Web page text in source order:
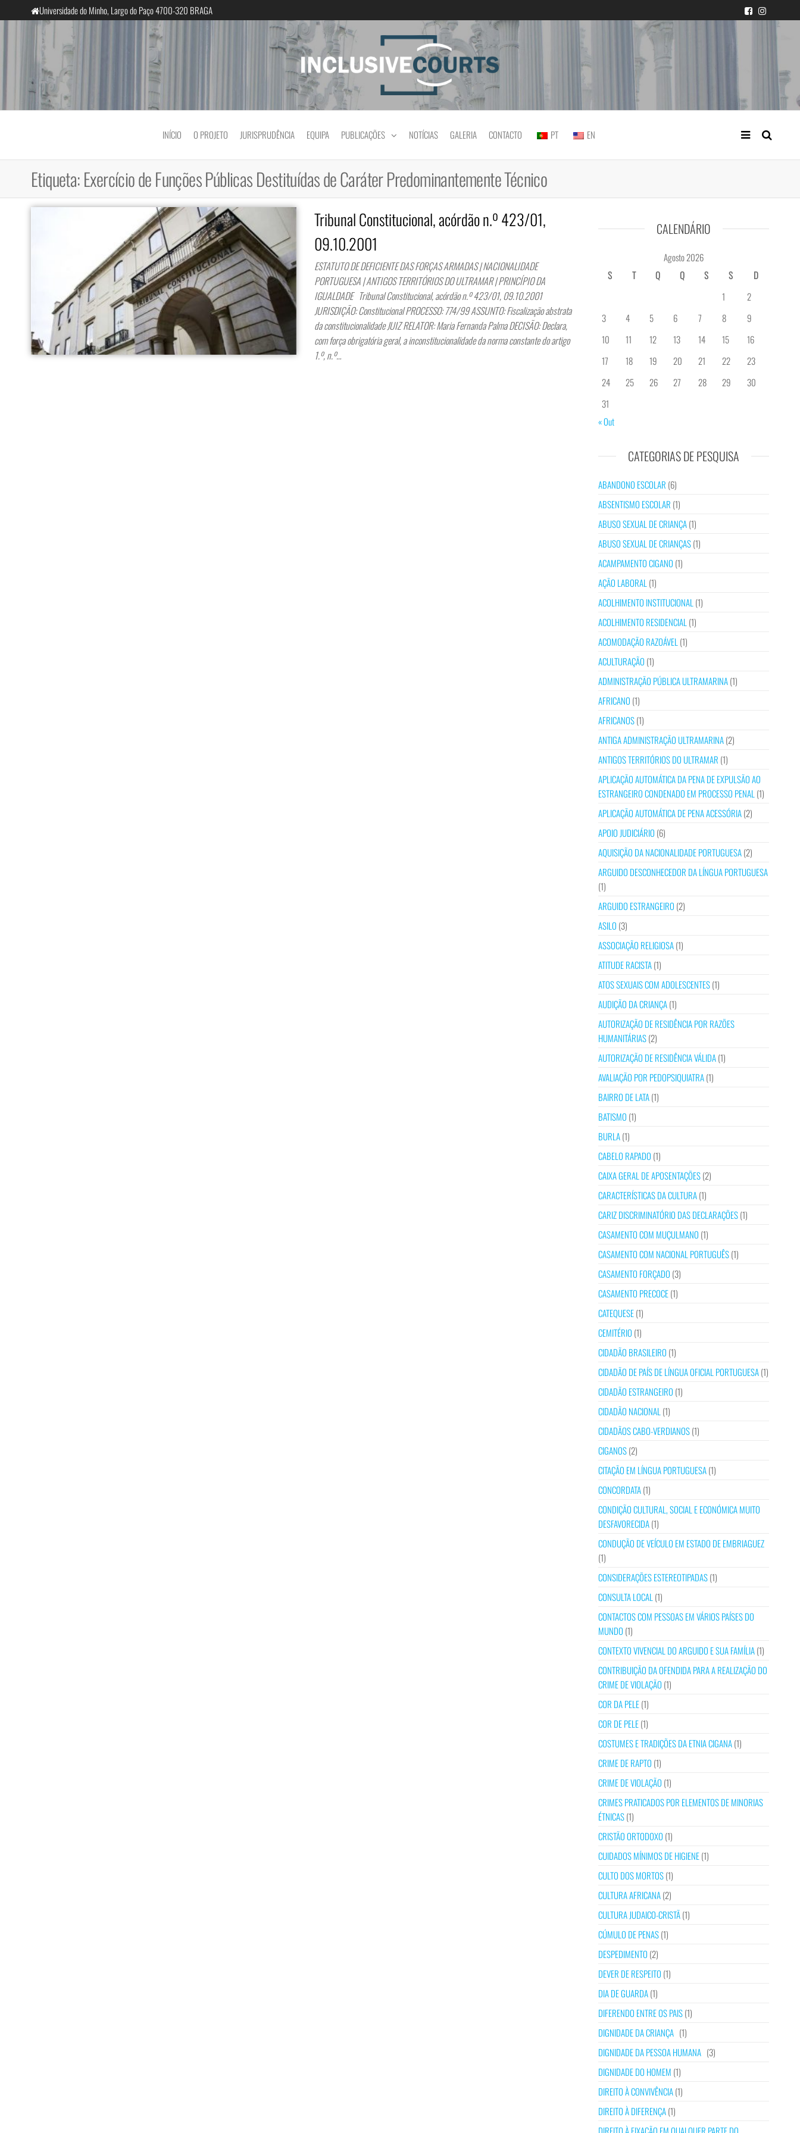
para
Universidade do Minho, Largo do Paço 4700-320 BRAGA
InclusiveCourts Igualdade e diferença cultural na prática judicial portuguesa
INÍCIO O PROJETO JURISPRUDÊNCIA EQUIPA PUBLICAÇÕES NOTÍCIAS GALERIA CONTACTO PT EN
Etiqueta:Exercício de Funções Públicas Destituídas de Caráter Predominantemente Técnico
Tribunal Constitucional, acórdão n.º 423/01,
09.10.2001
ESTATUTO DE DEFICIENTE DAS FORÇAS ARMADAS | NACIONALIDADE
PORTUGUESA | ANTIGOS TERRITÓRIOS DO ULTRAMAR | PRINCÍPIO DA
IGUALDADE Tribunal Constitucional, acórdão n.º 423/01, 09.10.2001
JURISDIÇÃO: Constitucional PROCESSO: 774/99 ASSUNTO: Fiscalização abstrata
da constitucionalidade JUIZ RELATOR: Maria Fernanda Palma DECISÃO: Declara,
com força obrigatória geral, a inconstitucionalidade da norma constante do artigo
1.º, n.º…
CALENDÁRIO
Agosto 2026
S
T Q Q S S
D
1
2
3
4 5 6 7 8
9
10
11 12 13 14 15
16
17
18 19 20 21 22
23
24
25 26 27 28 29
30
31
« Out
CATEGORIAS DE PESQUISA
ABANDONO ESCOLAR (6)
ABSENTISMO ESCOLAR (1)
ABUSO SEXUAL DE CRIANÇA(1)
ABUSO SEXUAL DE CRIANÇAS(1)
ACAMPAMENTO CIGANO (1)
AÇÃO LABORAL (1)
ACOLHIMENTO INSTITUCIONAL (1)
ACOLHIMENTO RESIDENCIAL (1)
ACOMODAÇÃO RAZOÁVEL (1)
ACULTURAÇÃO (1)
ADMINISTRAÇÃO PÚBLICA ULTRAMARINA(1)
AFRICANO (1)
AFRICANOS(1)
ANTIGA ADMINISTRAÇÃO ULTRAMARINA(2)
ANTIGOS TERRITÓRIOS DO ULTRAMAR (1)
APLICAÇÃO AUTOMÁTICA DA PENA DE EXPULSÃO AO
ESTRANGEIRO CONDENADO EM PROCESSO PENAL (1)
APLICAÇÃO AUTOMÁTICA DE PENA ACESSÓRIA(2)
APOIO JUDICIÁRIO (6)
AQUISIÇÃO DA NACIONALIDADE PORTUGUESA(2)
ARGUIDO DESCONHECEDOR DA LÍNGUA PORTUGUESA
(1)
ARGUIDO ESTRANGEIRO (2)
ASILO (3)
ASSOCIAÇÃO RELIGIOSA(1)
ATITUDE RACISTA(1)
ATOS SEXUAIS COM ADOLESCENTES(1)
AUDIÇÃO DA CRIANÇA(1)
AUTORIZAÇÃO DE RESIDÊNCIA POR RAZÕES
HUMANITÁRIAS(2)
AUTORIZAÇÃO DE RESIDÊNCIA VÁLIDA(1)
AVALIAÇÃO POR PEDOPSIQUIATRA(1)
BAIRRO DE LATA(1)
BATISMO (1)
BURLA(1)
CABELO RAPADO (1)
CAIXA GERAL DE APOSENTAÇÕES(2)
CARACTERÍSTICAS DA CULTURA(1)
CARIZ DISCRIMINATÓRIO DAS DECLARAÇÕES(1)
CASAMENTO COM MUÇULMANO (1)
CASAMENTO COM NACIONAL PORTUGUÊS(1)
CASAMENTO FORÇADO (3)
CASAMENTO PRECOCE(1)
CATEQUESE(1)
CEMITÉRIO (1)
CIDADÃO BRASILEIRO (1)
CIDADÃO DE PAÍS DE LÍNGUA OFICIAL PORTUGUESA(1)
CIDADÃO ESTRANGEIRO (1)
CIDADÃO NACIONAL (1)
CIDADÃOS CABO-VERDIANOS(1)
CIGANOS(2)
CITAÇÃO EM LÍNGUA PORTUGUESA(1)
CONCORDATA(1)
CONDIÇÃO CULTURAL, SOCIAL E ECONÓMICA MUITO
DESFAVORECIDA(1)
CONDUÇÃO DE VEÍCULO EM ESTADO DE EMBRIAGUEZ
(1)
CONSIDERAÇÕES ESTEREOTIPADAS(1)
CONSULTA LOCAL (1)
CONTACTOS COM PESSOAS EM VÁRIOS PAÍSES DO
MUNDO (1)
CONTEXTO VIVENCIAL DO ARGUIDO E SUA FAMÍLIA(1)
CONTRIBUIÇÃO DA OFENDIDA PARA A REALIZAÇÃO DO
CRIME DE VIOLAÇÃO (1)
COR DA PELE(1)
COR DE PELE(1)
COSTUMES E TRADIÇÕES DA ETNIA CIGANA(1)
CRIME DE RAPTO (1)
CRIME DE VIOLAÇÃO (1)
CRIMES PRATICADOS POR ELEMENTOS DE MINORIAS
ÉTNICAS(1)
CRISTÃO ORTODOXO (1)
CUIDADOS MÍNIMOS DE HIGIENE(1)
CULTO DOS MORTOS(1)
CULTURA AFRICANA(2)
CULTURA JUDAICO-CRISTÃ(1)
CÚMULO DE PENAS(1)
DESPEDIMENTO (2)
DEVER DE RESPEITO (1)
DIA DE GUARDA(1)
DIFERENDO ENTRE OS PAIS(1)
DIGNIDADE DA CRIANÇA (1)
DIGNIDADE DA PESSOA HUMANA (3)
DIGNIDADE DO HOMEM (1)
DIREITO À CONVIVÊNCIA(1)
DIREITO À DIFERENÇA(1)